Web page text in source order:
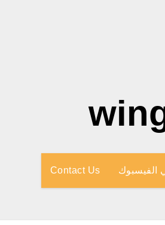
الفيسبوك Contact Us